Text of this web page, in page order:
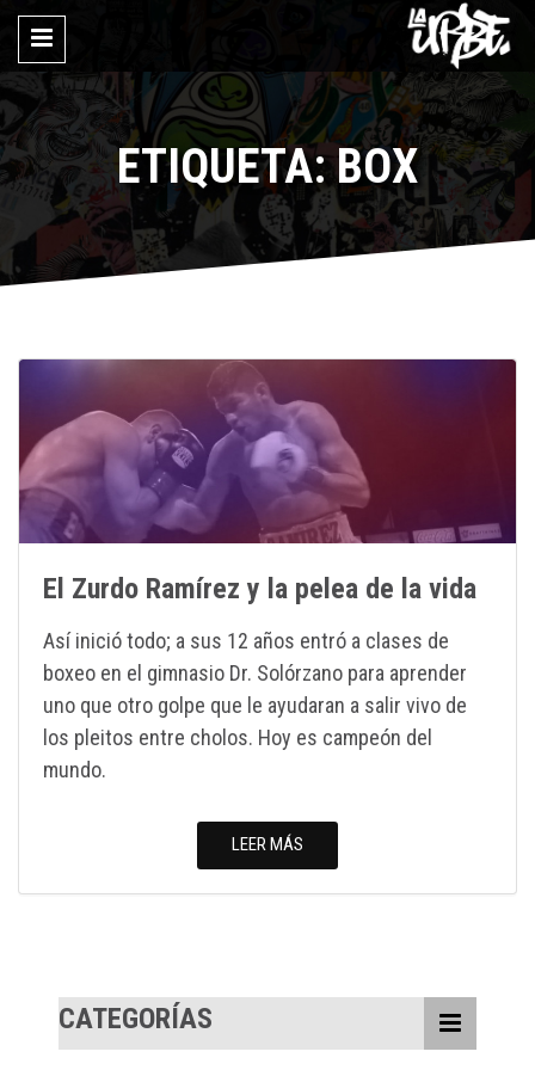
ETIQUETA: BOX
El Zurdo Ramírez y la pelea de la vida
Así inició todo; a sus 12 años entró a clases de
boxeo en el gimnasio Dr. Solórzano para aprender
uno que otro golpe que le ayudaran a salir vivo de
los pleitos entre cholos. Hoy es campeón del
mundo.
LEER MÁS
CATEGORÍAS